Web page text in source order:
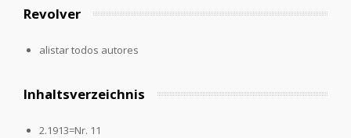
Revolver
alistar todos autores
Inhaltsverzeichnis
2.1913=Nr. 11